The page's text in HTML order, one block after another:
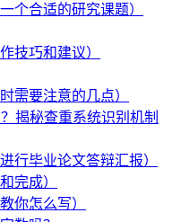
个合适的研究课题）
技巧和建议）
需要注意的几点）
揭秘查重系统识别机制
行毕业论文答辩汇报）
完成）
你怎么写）